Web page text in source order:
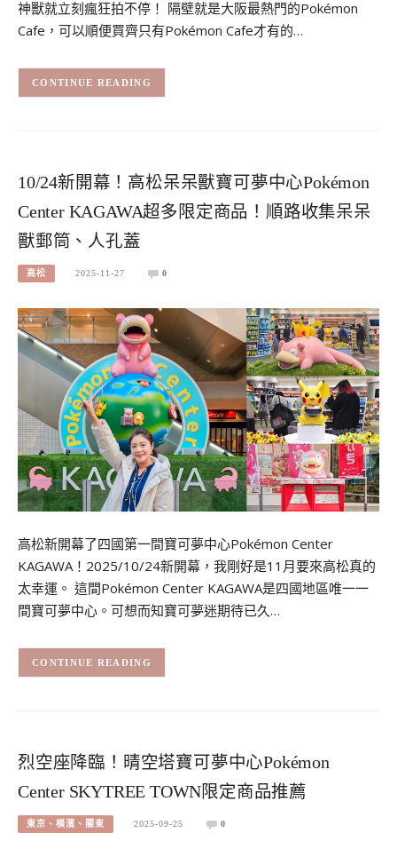
神獸就立刻瘋狂拍不停！ 隔壁就是大阪最熱門的Pokémon
Cafe，可以順便買齊只有Pokémon Cafe才有的…
CONTINUE READING
10/24新開幕！高松呆呆獸寶可夢中心Pokémon
Center KAGAWA超多限定商品！順路收集呆呆
獸郵筒、人孔蓋
高松 2025-11-27 0
高松新開幕了四國第一間寶可夢中心Pokémon Center
KAGAWA！2025/10/24新開幕，我剛好是11月要來高松真的
太幸運。 這間Pokémon Center KAGAWA是四國地區唯一一
間寶可夢中心。可想而知寶可夢迷期待已久…
CONTINUE READING
烈空座降臨！晴空塔寶可夢中心Pokémon
Center SKYTREE TOWN限定商品推薦
東京、橫濱、關東 2025-09-25 0